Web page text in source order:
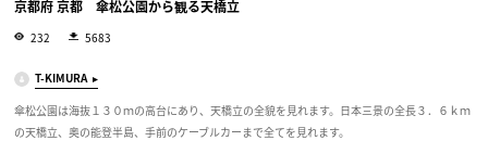
京都府 京都 傘松公園から観る天橋立
232 5683
T-KIMURA
傘松公園は海抜１３０ｍの高台にあり、天橋立の全貌を見れます。日本三景の全長３．６ｋｍ
の天橋立、奥の能登半島、手前のケーブルカーまで全てを見れます。